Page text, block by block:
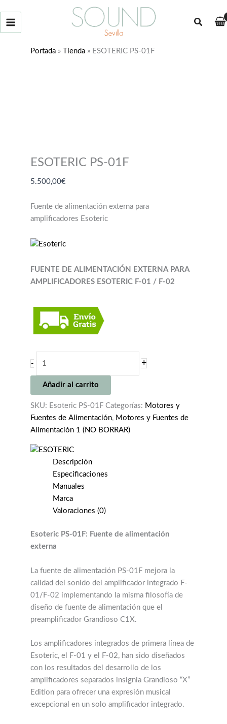
Buscar
Portada » Tienda » ESOTERIC PS-01F
ESOTERIC PS-01F
5.500,00€
Fuente de alimentación externa para
amplificadores Esoteric
FUENTE DE ALIMENTACIÓN EXTERNA PARA
AMPLIFICADORES ESOTERIC F-01 / F-02
-
01F
cantidad
+
Añadir al carrito
SKU: Esoteric PS-01F Categorías: Motores y
Fuentes de Alimentación, Motores y Fuentes de
Alimentación 1 (NO BORRAR)
Descripción
Especificaciones
Manuales
Marca
Valoraciones (0)
Esoteric PS-01F: Fuente de alimentación
externa
La fuente de alimentación PS-01F mejora la
calidad del sonido del amplificador integrado F-
01/F-02 implementando la misma filosofía de
diseño de fuente de alimentación que el
preamplificador Grandioso C1X.
Los amplificadores integrados de primera línea de
Esoteric, el F-01 y el F-02, han sido diseñados
con los resultados del desarrollo de los
amplificadores separados insignia Grandioso “X”
Edition para ofrecer una expresión musical
excepcional en un solo amplificador integrado.